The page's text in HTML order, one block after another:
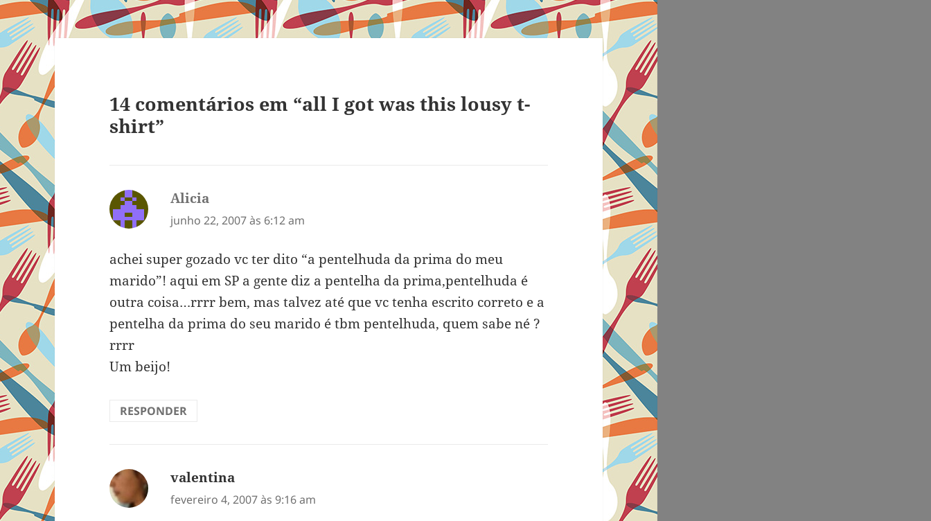
14 comentários em “all I got was this lousy t-
shirt”
Alicia
junho 22, 2007 às 6:12 am
achei super gozado vc ter dito “a pentelhuda da prima do meu
marido”! aqui em SP a gente diz a pentelha da prima,pentelhuda é
outra coisa…rrrr bem, mas talvez até que vc tenha escrito correto e a
pentelha da prima do seu marido é tbm pentelhuda, quem sabe né ?
rrrr
Um beijo!
RESPONDER
valentina
fevereiro 4, 2007 às 9:16 am